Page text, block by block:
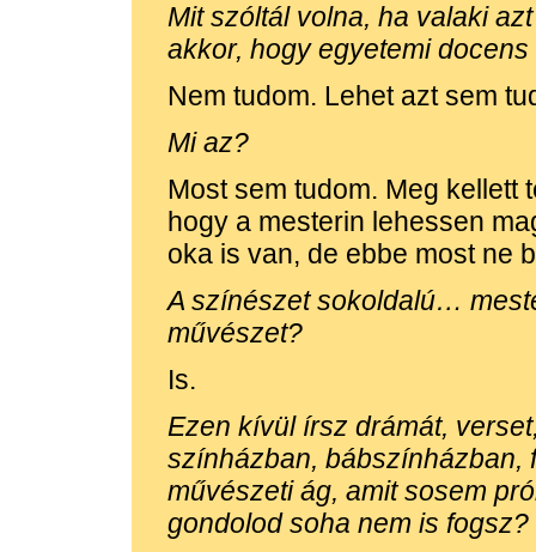
Mit szóltál volna, ha valaki
akkor, hogy egyetemi
Nem tudom. Lehet azt sem
Mi az?
Most sem tudom. Meg kellett
hogy a mesterin lehessen
oka is van, de ebbe most ne
A színészet sokoldalú…
művészet?
Is.
Ezen kívül írsz drámát,
színházban, bábszínházban,
művészeti ág, amit sosem
gondolod soha nem is fogsz?